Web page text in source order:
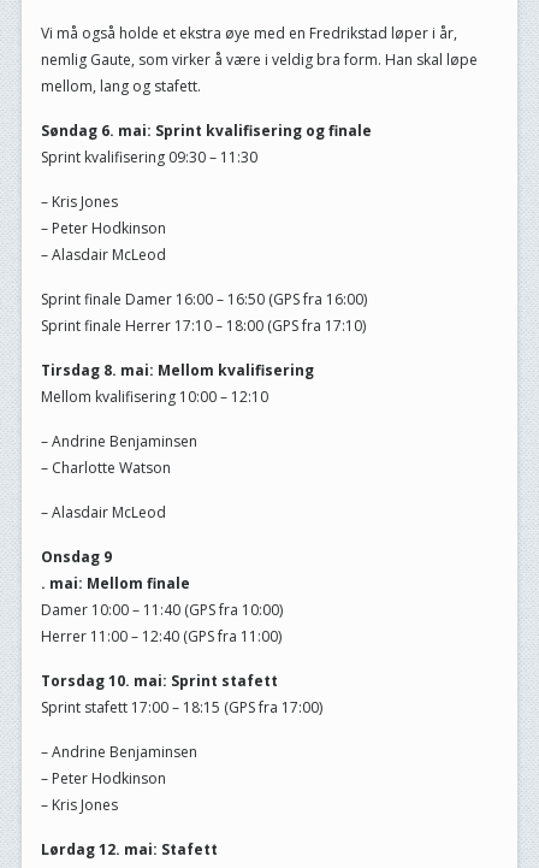
Vi må også holde et ekstra øye med en Fredrikstad løper i år,
nemlig Gaute, som virker å være i veldig bra form. Han skal løpe
mellom, lang og stafett.
Søndag 6. mai: Sprint kvalifisering og finale
Sprint kvalifisering 09:30 – 11:30
– Kris Jones
– Peter Hodkinson
– Alasdair McLeod
Sprint finale Damer 16:00 – 16:50 (GPS fra 16:00)
Sprint finale Herrer 17:10 – 18:00 (GPS fra 17:10)
Tirsdag 8. mai: Mellom kvalifisering
Mellom kvalifisering 10:00 – 12:10
– Andrine Benjaminsen
– Charlotte Watson
– Alasdair McLeod
Onsdag 9
. mai: Mellom finale
Damer 10:00 – 11:40 (GPS fra 10:00)
Herrer 11:00 – 12:40 (GPS fra 11:00)
Torsdag 10. mai: Sprint stafett
Sprint stafett 17:00 – 18:15 (GPS fra 17:00)
– Andrine Benjaminsen
– Peter Hodkinson
– Kris Jones
Lørdag 12. mai: Stafett